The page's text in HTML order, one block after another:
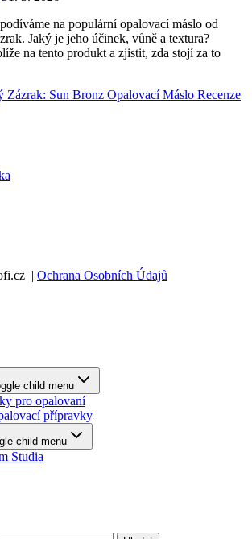
na populární opalovací máslo od
Jaký je jeho účinek, vůně a textura?
na tento produkt a zjistit, zda stojí za to
Zázrak: Sun Bronz Opalovací Máslo Recenze
| Ochrana Osobních Údajů
child menu
pro opalovaní
přípravky
child menu
Studia